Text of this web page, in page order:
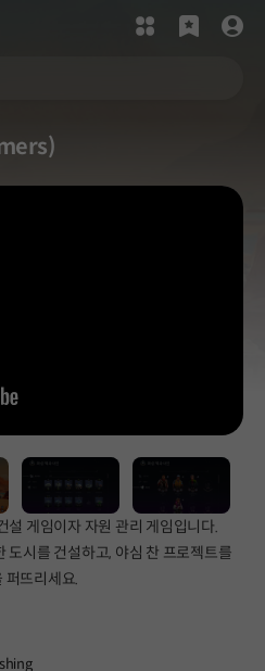
게임이자 자원 관리 게임입니다.
도시를 건설하고, 야심 찬 프로젝트를
뜨리세요.